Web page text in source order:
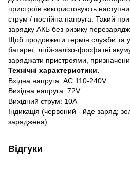
пристроїв використовують
струм / постійна напруга. Такий
зарядку АКБ без ризику
Щоб продовжити термін служби та
батареї, літій-залізо-фосфатні
заряджати пристроями,
Технічні характеристики.
Вхідна напруга: AC 110-240V
Вихідна напруга: 72V
Вихідний струм: 10A
Індикація (червоний - йде заряд;
заряджена)
Відгуки